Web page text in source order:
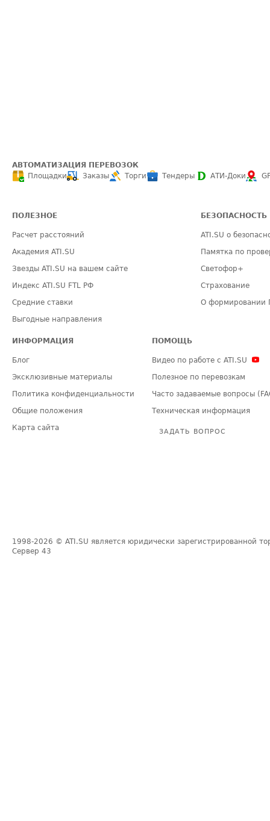
АВТОМАТИЗАЦИЯ ПЕРЕВОЗОК
Площадки
Заказы Торги Тендеры АТИ-Доки
ПОЛЕЗНОЕ
Расчет расстояний
Академия ATI.SU
Звезды ATI.SU на вашем сайте
Индекс ATI.SU FTL РФ
Средние ставки
Выгодные направления
БЕЗОПАСНОСТЬ
ATI.SU о
Памятка по
Светофор+
Страхование
О формировании
ИНФОРМАЦИЯ
Блог
Эксклюзивные материалы
Политика конфиденциальности
Общие положения
Карта сайта
ПОМОЩЬ
Видео по работе с ATI.SU
Полезное по перевозкам
Часто задаваемые вопросы
Техническая информация
ЗАДАТЬ ВОПРОС
1998-2026 © ATI.SU является юридически зарегистрированной
Сервер 43